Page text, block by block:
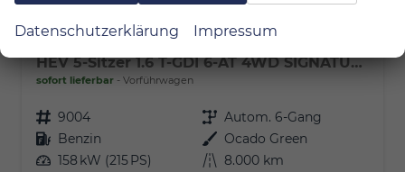
Hyundai SANTA FE
HEV 5-Sitzer 1.6 T-GDI 6-AT 4WD SIGNATURE
sofort lieferbar Vorführwagen
Fahrzeugnr. 9004 Getriebe Autom. 6-Gang
Kraftstoff Benzin Außenfarbe Ocado Green
Leistung 158 kW (215 PS) Kilometerstand 8.000 km
Datenschutzerklärung Impressum